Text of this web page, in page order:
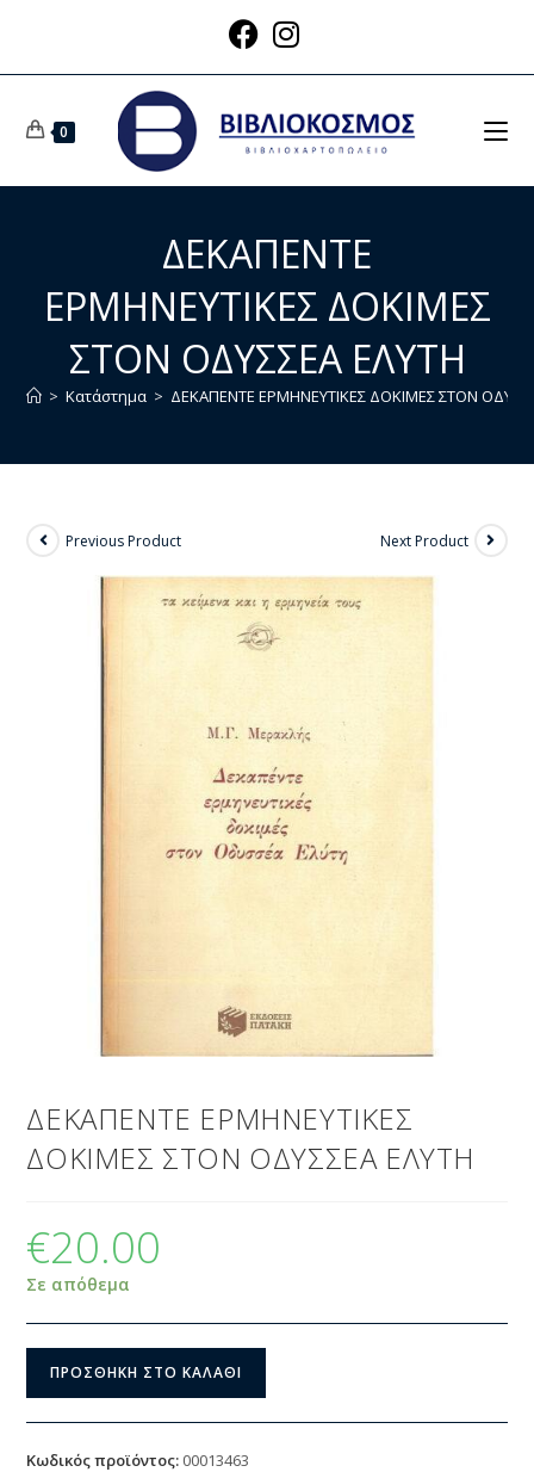
0
ΔΕΚΑΠΕΝΤΕ
ΕΡΜΗΝΕΥΤΙΚΕΣ ΔΟΚΙΜΕΣ
ΣΤΟΝ ΟΔΥΣΣΕΑ ΕΛΥΤΗ
> Κατάστημα > ΔΕΚΑΠΕΝΤΕ ΕΡΜΗΝΕΥΤΙΚΕΣ ΔΟΚΙΜΕΣ ΣΤΟΝ
Previous Product Next Product
ΔΕΚΑΠΕΝΤΕ ΕΡΜΗΝΕΥΤΙΚΕΣ
ΔΟΚΙΜΕΣ ΣΤΟΝ ΟΔΥΣΣΕΑ ΕΛΥΤΗ
€20.00
Σε απόθεμα
ΠΡΟΣΘΉΚΗ ΣΤΟ ΚΑΛΆΘΙ
Κωδικός προϊόντος: 00013463